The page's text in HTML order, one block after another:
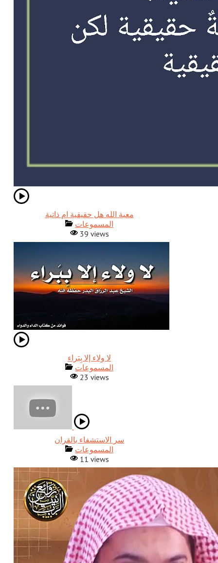
معية الله هل حقيقية ام ذاتية
المسموعات
39 views
المسموعات
23 views
المسموعات
11 views